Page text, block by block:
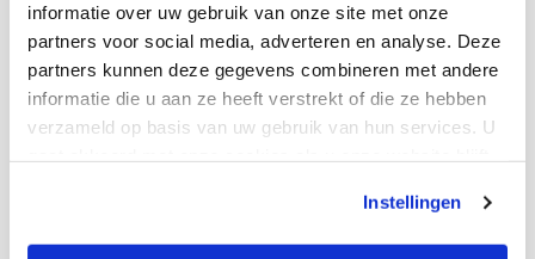
informatie over uw gebruik van onze site met onze
partners voor social media, adverteren en analyse. Deze
partners kunnen deze gegevens combineren met andere
informatie die u aan ze heeft verstrekt of die ze hebben
verzameld op basis van uw gebruik van hun services. U
Instellingen
van grafmonumenten opgesteld, in diverse materialen, kleuren en
modellen.
Lukt het niet om naar onze toonzaal te komen? Dan plannen wij
graag een gratis thuisbezoek in. Onze adviseur komt dan bij u thuis
en bespreekt uw wensen in uw eigen vertrouwde omgeving. U